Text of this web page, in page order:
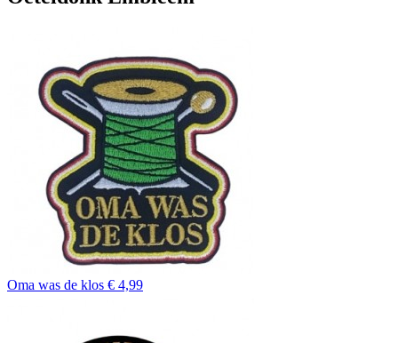
Oma was de klos € 4,99